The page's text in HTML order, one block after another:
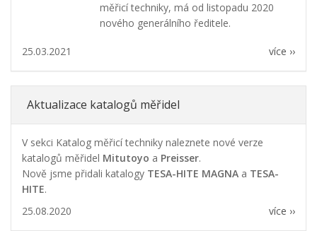
měřicí techniky, má od listopadu 2020
nového generálního ředitele.
více ››
25.03.2021
Aktualizace katalogů měřidel
V sekci Katalog měřicí techniky naleznete nové verze
katalogů měřidel Mitutoyo a Preisser.
Nově jsme přidali katalogy TESA-HITE MAGNA a TESA-
HITE.
více ››
25.08.2020